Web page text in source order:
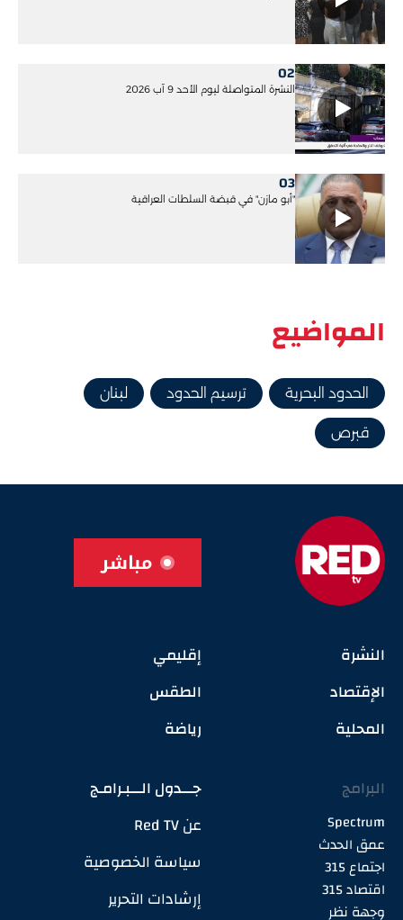
02
النشرة المتواصلة ليوم الأحد 9 آب 2026
03
"أبو مازن" في قبضة السلطات العراقية
المواضيع
الحدود البحرية ترسيم الحدود لبنان
قبرص
مباشر
النشرة
الإقتصاد
المحلية
إقليمي
الطقس
رياضة
البرامج
Spectrum
عمق الحدث
اجتماع 315
اقتصاد 315
وجهة نظر
جـــدول الـــبـرامـج
عن Red TV
سياسة الخصوصية
إرشادات التحرير